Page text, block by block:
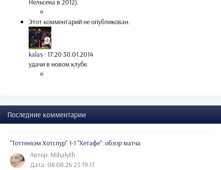
Нельсена в 2012).
Этот комментарий не опубликован.
kalas ·17:20 30.01.2014
удачи в новом клубе.
Последние комментарии
"Тоттенхэм Хотспур" 1-1 "Хетафе": обзор матча
Автор: Mihalyth
Дата: 08.08.26 23:19:17